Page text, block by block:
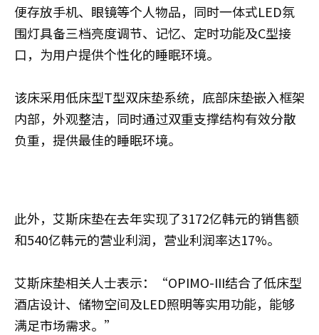
便存放手机、眼镜等个人物品，同时一体式LED氛
围灯具备三档亮度调节、记忆、定时功能及C型接
口，为用户提供个性化的睡眠环境。
该床采用低床型T型双床垫系统，底部床垫嵌入框架
内部，外观整洁，同时通过双重支撑结构有效分散
负重，提供最佳的睡眠环境。
此外，艾斯床垫在去年实现了3172亿韩元的销售额
和540亿韩元的营业利润，营业利润率达17%。
艾斯床垫相关人士表示：“OPIMO-III结合了低床型
酒店设计、储物空间及LED照明等实用功能，能够
满足市场需求。”